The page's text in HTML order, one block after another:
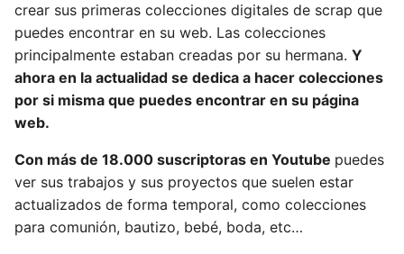
crear sus primeras colecciones digitales de scrap que
puedes encontrar en su web. Las colecciones
principalmente estaban creadas por su hermana. Y
ahora en la actualidad se dedica a hacer colecciones
por si misma que puedes encontrar en su página
web.
Con más de 18.000 suscriptoras en Youtube puedes
ver sus trabajos y sus proyectos que suelen estar
actualizados de forma temporal, como colecciones
para comunión, bautizo, bebé, boda, etc…